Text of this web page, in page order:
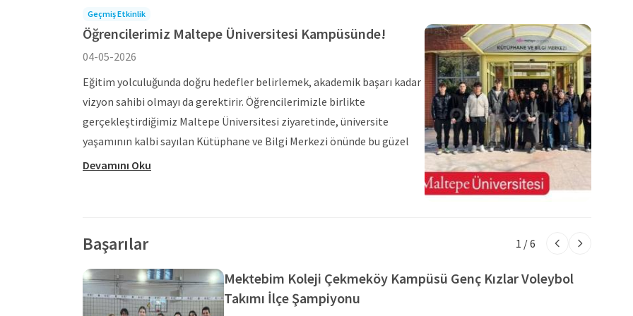
Geçmiş Etkinlik
Öğrencilerimiz Maltepe Üniversitesi Kampüsünde!
04-05-2026
Eğitim yolculuğunda doğru hedefler belirlemek, akademik başarı kadar
vizyon sahibi olmayı da gerektirir. Öğrencilerimizle birlikte
gerçekleştirdiğimiz Maltepe Üniversitesi ziyaretinde, üniversite
yaşamının kalbi sayılan Kütüphane ve Bilgi Merkezi önünde bu güzel
anı ölümsüzleştirdik.
Devamını Oku
Başarılar 1 / 6
Mektebim Koleji Çekmeköy Kampüsü Genç Kızlar Voleybol
Takımı İlçe Şampiyonu